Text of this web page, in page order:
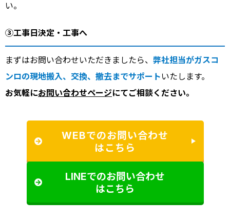
い。
③工事日決定・工事へ
まずはお問い合わせいただきましたら、 弊社担当がガスコ
ンロの現地搬入、交換、撤去までサポート いたします。
お気軽にお問い合わせページにてご相談ください。
WEBでのお問い合わせ
はこちら
LINEでのお問い合わせ
はこちら